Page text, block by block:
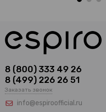
8 (800) 333 49 26
8 (499) 226 26 51
Заказать звонок
info@espiroofficial.ru